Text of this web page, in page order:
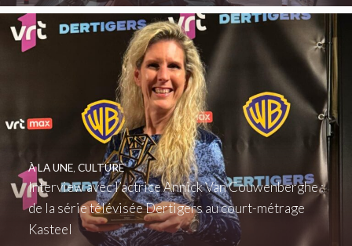
Interview avec l’actrice Annick Van Couwenberghe :
de la série télévisée Dertigers au court-métrage
Kasteel
À LA UNE, CULTURE